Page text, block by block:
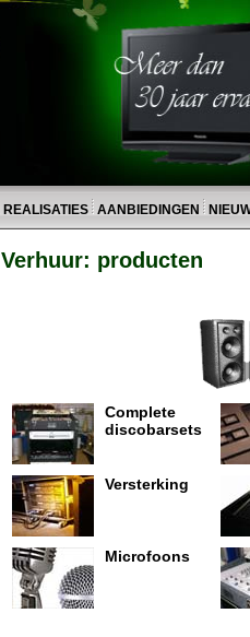
REALISATIES AANBIEDINGEN
Verhuur: producten
Complete
discobarsets
Versterking
Microfoons